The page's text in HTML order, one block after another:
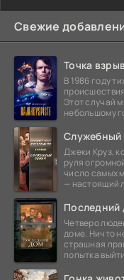
Свежие
Точка
В 1986 году
Этот случай
небольшому
Джеки Круз,
руля
число самых
— настоящий
Последний
Четверо
доме. Ничто
страшная
попытка